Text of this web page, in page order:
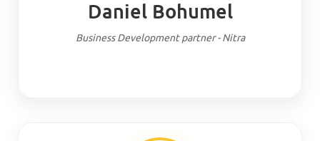
Daniel Bohumel
Business Development partner - Nitra